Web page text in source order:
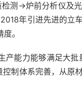
测→炉前分析仪及
年引进先进的立
。
产能力能够满足大
制体系完善，从原